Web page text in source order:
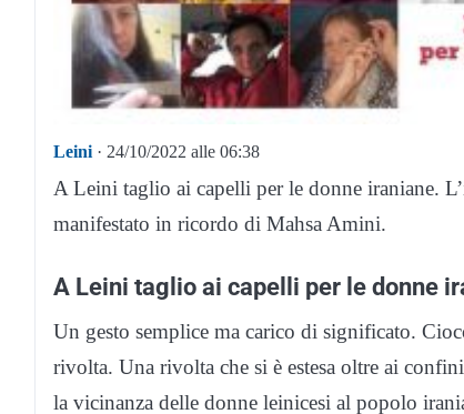
Leini · 24/10/2022 alle 06:38
A Leini taglio ai capelli per le donne iraniane.
manifestato in ricordo di Mahsa Amini.
A Leini taglio ai capelli per le donne
Un gesto semplice ma carico di significato.
rivolta. Una rivolta che si è estesa oltre ai
la vicinanza delle donne leinicesi al popolo